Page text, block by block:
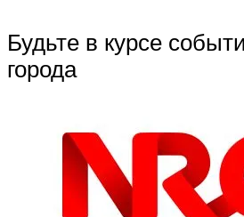
Будьте в курсе
города